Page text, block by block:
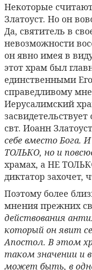
Некоторые
Златоуст. Но он
Да, святитель в
невозможности
он явно имея в
этот храм был
единственными
справедливому
Иерусалимский
свт. Иоанн
себе вместо Бога.
ТОЛЬКО, но и
храмах, а НЕ
диктатор захочет,
Поэтому более
мнения прежних
действования
который он явит
Апостол. В этом
таком значении и
может быть, в